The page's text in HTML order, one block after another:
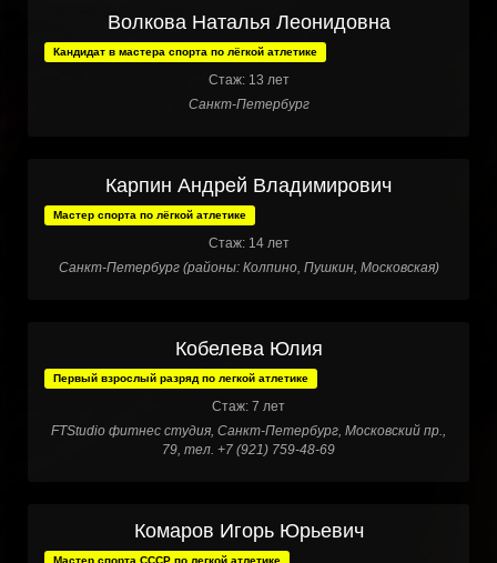
Волкова Наталья Леонидовна
Кандидат в мастера спорта по лёгкой атлетике
Стаж: 13 лет
Санкт-Петербург
Карпин Андрей Владимирович
Мастер спорта по лёгкой атлетике
Стаж: 14 лет
Санкт-Петербург (районы: Колпино, Пушкин, Московская)
Кобелева Юлия
Первый взрослый разряд по легкой атлетике
Стаж: 7 лет
FTStudio фитнес студия, Санкт-Петербург, Московский пр.,
79, тел. +7 (921) 759-48-69
Комаров Игорь Юрьевич
Мастер спорта СССР по легкой атлетике